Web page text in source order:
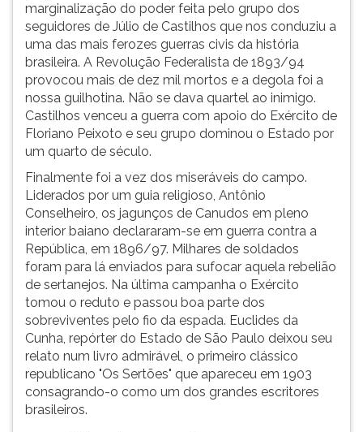
marginalização do poder feita pelo grupo dos
seguidores de Júlio de Castilhos que nos conduziu a
uma das mais ferozes guerras civis da história
brasileira. A Revolução Federalista de 1893/94
provocou mais de dez mil mortos e a degola foi a
nossa guilhotina. Não se dava quartel ao inimigo.
Castilhos venceu a guerra com apoio do Exército de
Floriano Peixoto e seu grupo dominou o Estado por
um quarto de século.
Finalmente foi a vez dos miseráveis do campo.
Liderados por um guia religioso, Antônio
Conselheiro, os jagunços de Canudos em pleno
interior baiano declararam-se em guerra contra a
República, em 1896/97. Milhares de soldados
foram para lá enviados para sufocar aquela rebelião
de sertanejos. Na última campanha o Exército
tomou o reduto e passou boa parte dos
sobreviventes pelo fio da espada. Euclides da
Cunha, repórter do Estado de São Paulo deixou seu
relato num livro admirável, o primeiro clássico
republicano "Os Sertões" que apareceu em 1903
consagrando-o como um dos grandes escritores
brasileiros.